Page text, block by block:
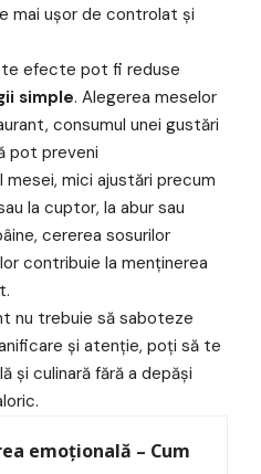
mai ușor de controlat și
efecte pot fi reduse
simple. Alegerea meselor
consumul unei gustări
pot preveni
mesei, mici ajustări precum
la cuptor, la abur sau
cererea sosurilor
contribuie la menținerea
nu trebuie să saboteze
și atenție, poți să te
și culinară fără a depăși
emoțională – Cum